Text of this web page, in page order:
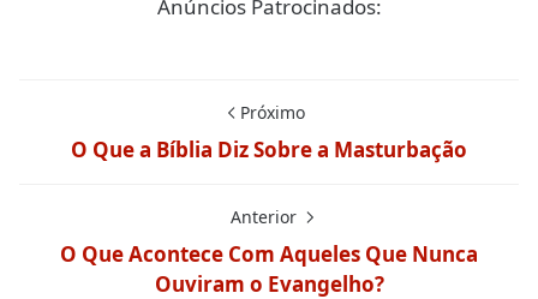
Anúncios Patrocinados:
Próximo
O Que a Bíblia Diz Sobre a Masturbação
Anterior
O Que Acontece Com Aqueles Que Nunca
Ouviram o Evangelho?